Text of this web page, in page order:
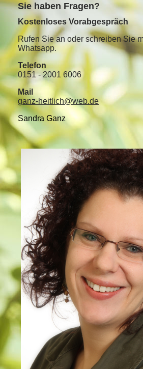
Sie haben Fragen?
Kostenloses Vorabgespräch
Rufen Sie an oder schreiben Sie
Whatsapp.
Telefon
0151 - 2001 6006
Mail
ganz-heitlich@web.de
Sandra Ganz